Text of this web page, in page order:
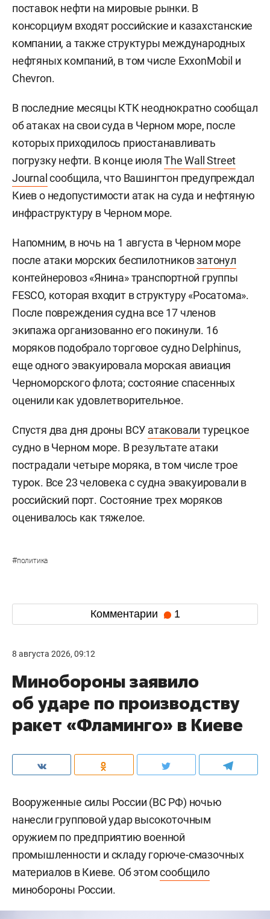
поставок нефти на мировые рынки. В
консорциум входят российские и казахстанские
компании, а также структуры международных
нефтяных компаний, в том числе ExxonMobil и
Chevron.
В последние месяцы КТК неоднократно сообщал
об атаках на свои суда в Черном море, после
которых приходилось приостанавливать
погрузку нефти. В конце июляThe Wall Street
Journal сообщила, что Вашингтон предупреждал
Киев о недопустимости атак на суда и нефтяную
инфраструктуру в Черном море.
Напомним, в ночь на 1 августа в Черном море
после атаки морских беспилотниковзатонул
контейнеровоз «Янина» транспортной группы
FESCO, которая входит в структуру «Росатома».
После повреждения судна все 17 членов
экипажа организованно его покинули. 16
моряков подобрало торговое судно Delphinus,
еще одного эвакуировала морская авиация
Черноморского флота; состояние спасенных
оценили как удовлетворительное.
Спустя два дня дроны ВСУ атаковали турецкое
судно в Черном море. В результате атаки
пострадали четыре моряка, в том числе трое
турок. Все 23 человека с судна эвакуировали в
российский порт. Состояние трех моряков
оценивалось как тяжелое.
#политика
Комментарии 1
8 августа 2026, 09:12
Минобороны заявило
об ударе по производству
ракет «Фламинго» в Киеве
Вооруженные силы России (ВС РФ) ночью
нанесли групповой удар высокоточным
оружием по предприятию военной
промышленности и складу горюче-смазочных
материалов в Киеве. Об этомсообщило
минобороны России.